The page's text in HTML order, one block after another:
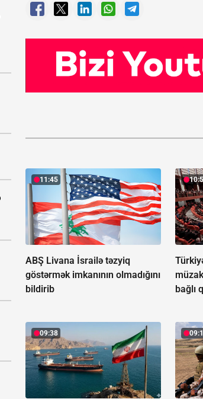
11:45
ABŞ Livana İsrailə təzyiq
göstərmək imkanının olmadığını
bildirib
bağlı
09:38